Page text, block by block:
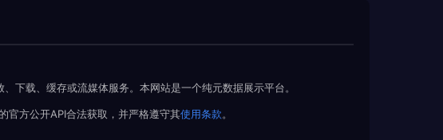
下载、缓存或流媒体服务。本网站是一个纯元数据展示平台。
的官方公开API合法获取，并严格遵守其使用条款。